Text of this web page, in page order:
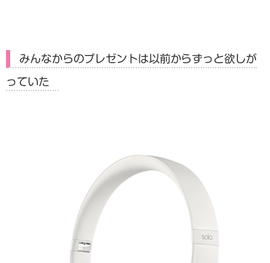
みんなからのプレゼントは以前からずっと欲しが
っていた